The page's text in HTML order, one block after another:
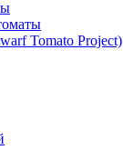
Tomato Project)